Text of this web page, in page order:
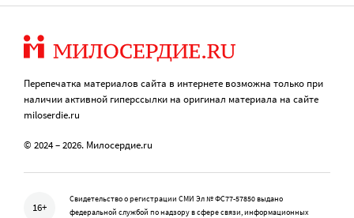
Перепечатка материалов сайта в интернете возможна только при
наличии активной гиперссылки на оригинал материала на сайте
miloserdie.ru
© 2024 – 2026. Милосердие.ru
16+
Свидетельство о регистрации СМИ Эл № ФС77-57850 выдано
федеральной службой по надзору в сфере связи, информационных